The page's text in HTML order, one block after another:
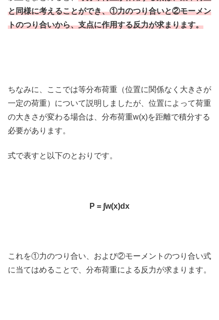
と同様に考えることができ、①力のつり合いと②モーメン
トのつり合いから、支点に作用する反力が求まります。
ちなみに、ここでは等分布荷重（位置に関係なく大きさが
一定の荷重）について説明しましたが、位置によって荷重
の大きさが変わる場合は、分布荷重w(x)を距離で積分する
必要があります。
式で表すと以下のとおりです。
P = ∫w(x)dx
これを①力のつり合い、および②モーメントのつり合い式
に当てはめることで、分布荷重による反力が求まります。